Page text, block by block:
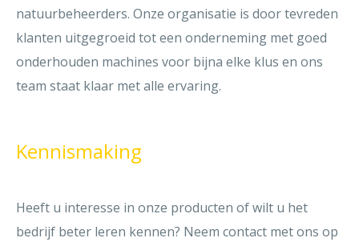
natuurbeheerders. Onze organisatie is door tevreden
klanten uitgegroeid tot een onderneming met goed
onderhouden machines voor bijna elke klus en ons
team staat klaar met alle ervaring.
Kennismaking
Heeft u interesse in onze producten of wilt u het
bedrijf beter leren kennen? Neem contact met ons op